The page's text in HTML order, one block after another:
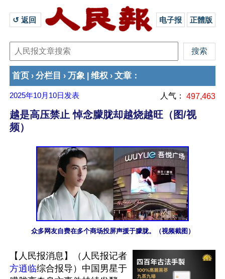
↺ 返回 电子报 正體版
首页 › 分栏目 › 万象 维权 › 文章 ：
2025年10月10日 发表 人气： 497,463
越是高压禁止 悼念朦胧却越烧越旺（图/视
频）
众多网友自费在多个商场投屏声援于朦胧。（视频截图）
【人民报消息】（人民报记者
方逍临综合报导）中国男星于